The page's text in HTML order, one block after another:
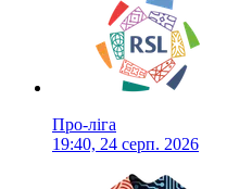
Про-ліга
19:40, 24 серп. 2026